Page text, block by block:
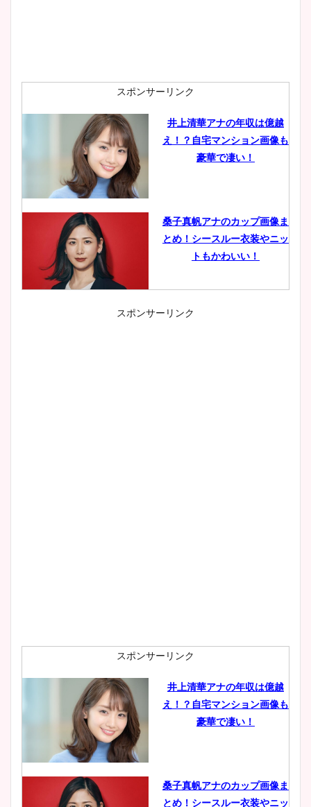
スポンサーリンク
井上清華アナの年収は億越
え！？自宅マンション画像も
豪華で凄い！
桑子真帆アナのカップ画像ま
とめ！シースルー衣装やニッ
トもかわいい！
小室瑛莉子のカップ画像まと
肉も凄い！
鈴木唯の太ってた時の体重が
ヤバすぎww原因や痩せたダ
スポンサーリンク
スポンサーリンク
井上清華アナの年収は億越
え！？自宅マンション画像も
豪華で凄い！
桑子真帆アナのカップ画像ま
とめ！シースルー衣装やニッ